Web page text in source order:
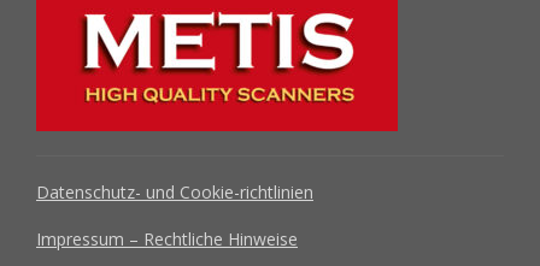
Datenschutz- und Cookie-richtlinien
Impressum – Rechtliche Hinweise